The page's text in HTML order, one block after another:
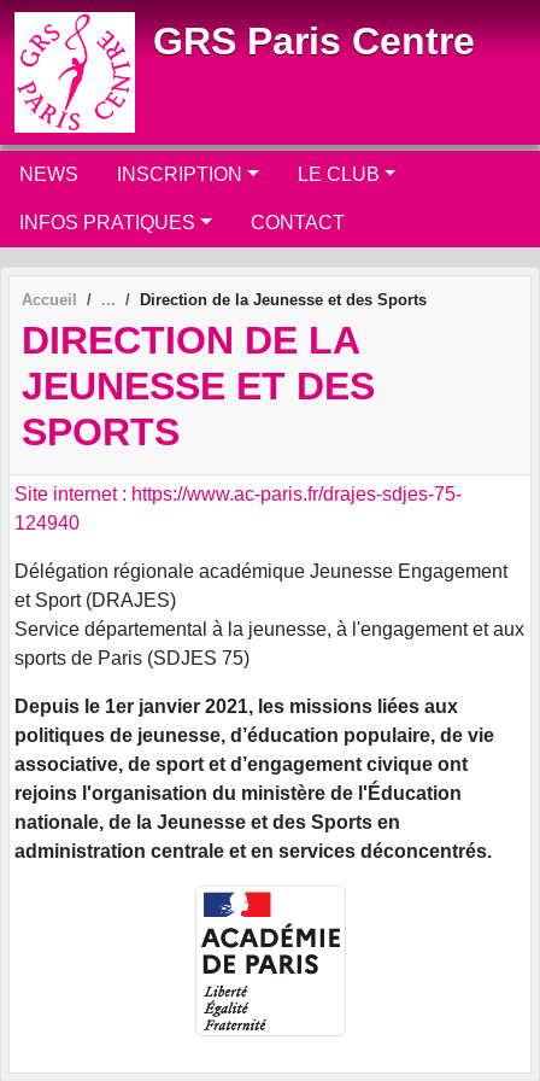
GRS Paris Centre
NEWS INSCRIPTION LE CLUB
INFOS PRATIQUES CONTACT
Accueil Direction de la Jeunesse et des Sports
DIRECTION DE LA
JEUNESSE ET DES
SPORTS
Site internet : https://www.ac-paris.fr/drajes-sdjes-75-
124940
Délégation régionale académique Jeunesse Engagement
et Sport (DRAJES)
Service départemental à la jeunesse, à l'engagement et aux
sports de Paris (SDJES 75)
Depuis le 1er janvier 2021, les missions liées aux
politiques de jeunesse, d’éducation populaire, de vie
associative, de sport et d’engagement civique ont
rejoins l'organisation du ministère de l'Éducation
nationale, de la Jeunesse et des Sports en
administration centrale et en services déconcentrés.
Panneau de gestion des cookies